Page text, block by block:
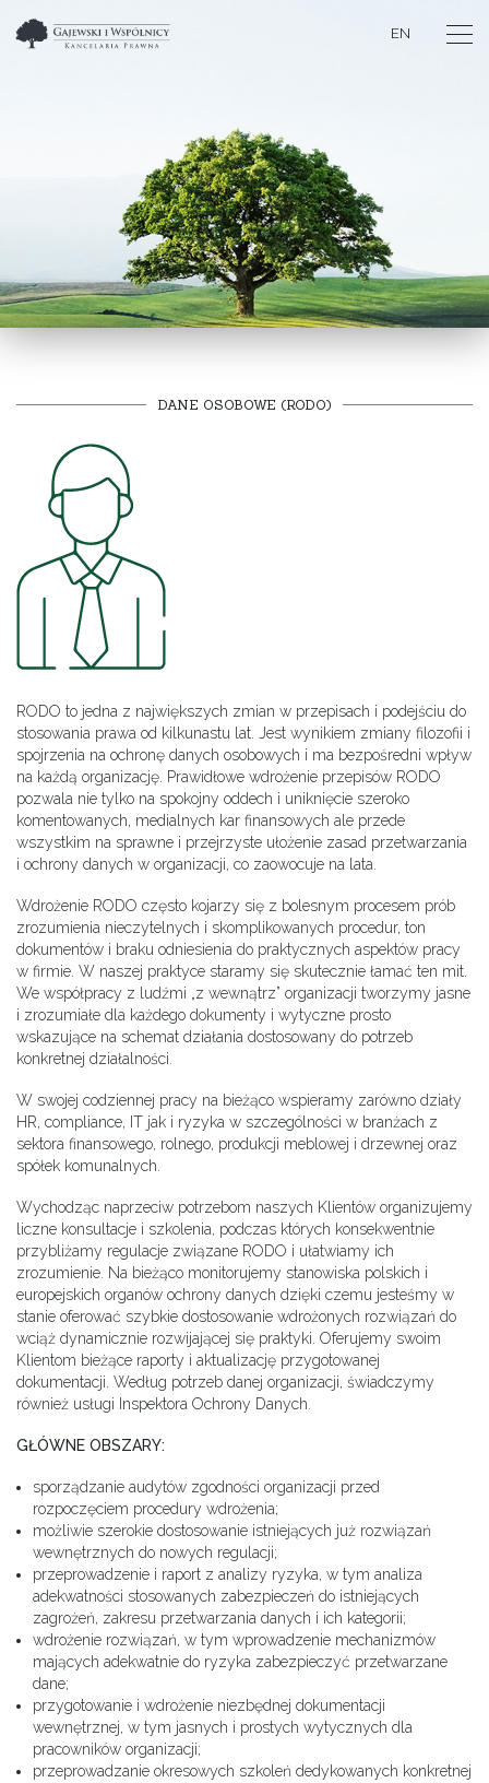
EN
DANE OSOBOWE (RODO)
RODO to jedna z największych zmian w przepisach i podejściu do
stosowania prawa od kilkunastu lat. Jest wynikiem zmiany filozofii i
spojrzenia na ochronę danych osobowych i ma bezpośredni wpływ
na każdą organizację. Prawidłowe wdrożenie przepisów RODO
pozwala nie tylko na spokojny oddech i uniknięcie szeroko
komentowanych, medialnych kar finansowych ale przede
wszystkim na sprawne i przejrzyste ułożenie zasad przetwarzania
i ochrony danych w organizacji, co zaowocuje na lata.
Wdrożenie RODO często kojarzy się z bolesnym procesem prób
zrozumienia nieczytelnych i skomplikowanych procedur, ton
dokumentów i braku odniesienia do praktycznych aspektów pracy
w firmie. W naszej praktyce staramy się skutecznie łamać ten mit.
We współpracy z ludźmi „z wewnątrz” organizacji tworzymy jasne
i zrozumiałe dla każdego dokumenty i wytyczne prosto
wskazujące na schemat działania dostosowany do potrzeb
konkretnej działalności.
W swojej codziennej pracy na bieżąco wspieramy zarówno działy
HR, compliance, IT jak i ryzyka w szczególności w branżach z
sektora finansowego, rolnego, produkcji meblowej i drzewnej oraz
spółek komunalnych.
Wychodząc naprzeciw potrzebom naszych Klientów organizujemy
liczne konsultacje i szkolenia, podczas których konsekwentnie
przybliżamy regulacje związane RODO i ułatwiamy ich
zrozumienie. Na bieżąco monitorujemy stanowiska polskich i
europejskich organów ochrony danych dzięki czemu jesteśmy w
stanie oferować szybkie dostosowanie wdrożonych rozwiązań do
wciąż dynamicznie rozwijającej się praktyki. Oferujemy swoim
Klientom bieżące raporty i aktualizację przygotowanej
dokumentacji. Według potrzeb danej organizacji, świadczymy
również usługi Inspektora Ochrony Danych.
GŁÓWNE OBSZARY:
sporządzanie audytów zgodności organizacji przed
rozpoczęciem procedury wdrożenia;
możliwie szerokie dostosowanie istniejących już rozwiązań
wewnętrznych do nowych regulacji;
przeprowadzenie i raport z analizy ryzyka, w tym analiza
adekwatności stosowanych zabezpieczeń do istniejących
zagrożeń, zakresu przetwarzania danych i ich kategorii;
wdrożenie rozwiązań, w tym wprowadzenie mechanizmów
mających adekwatnie do ryzyka zabezpieczyć przetwarzane
dane;
przygotowanie i wdrożenie niezbędnej dokumentacji
wewnętrznej, w tym jasnych i prostych wytycznych dla
pracowników organizacji;
przeprowadzanie okresowych szkoleń dedykowanych konkretnej